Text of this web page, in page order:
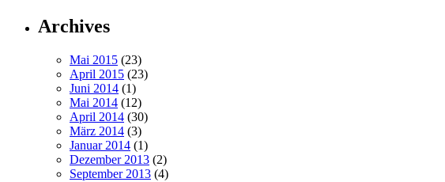
Archives
Mai 2015 (23)
April 2015 (23)
Juni 2014 (1)
Mai 2014 (12)
April 2014 (30)
März 2014 (3)
Januar 2014 (1)
Dezember 2013 (2)
September 2013 (4)